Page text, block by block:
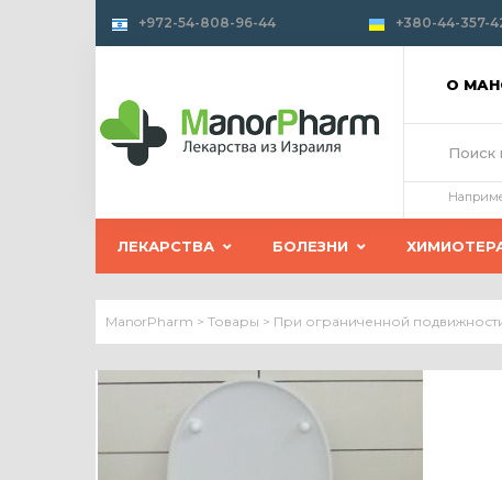
+972-54-808-96-44 +380-44-357-
О
ЛЕКАРСТВА БОЛЕЗНИ
ManorPharm > Товары > При ограниченной